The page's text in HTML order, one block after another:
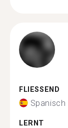
FLIESSEND
Spanisch
LERNT